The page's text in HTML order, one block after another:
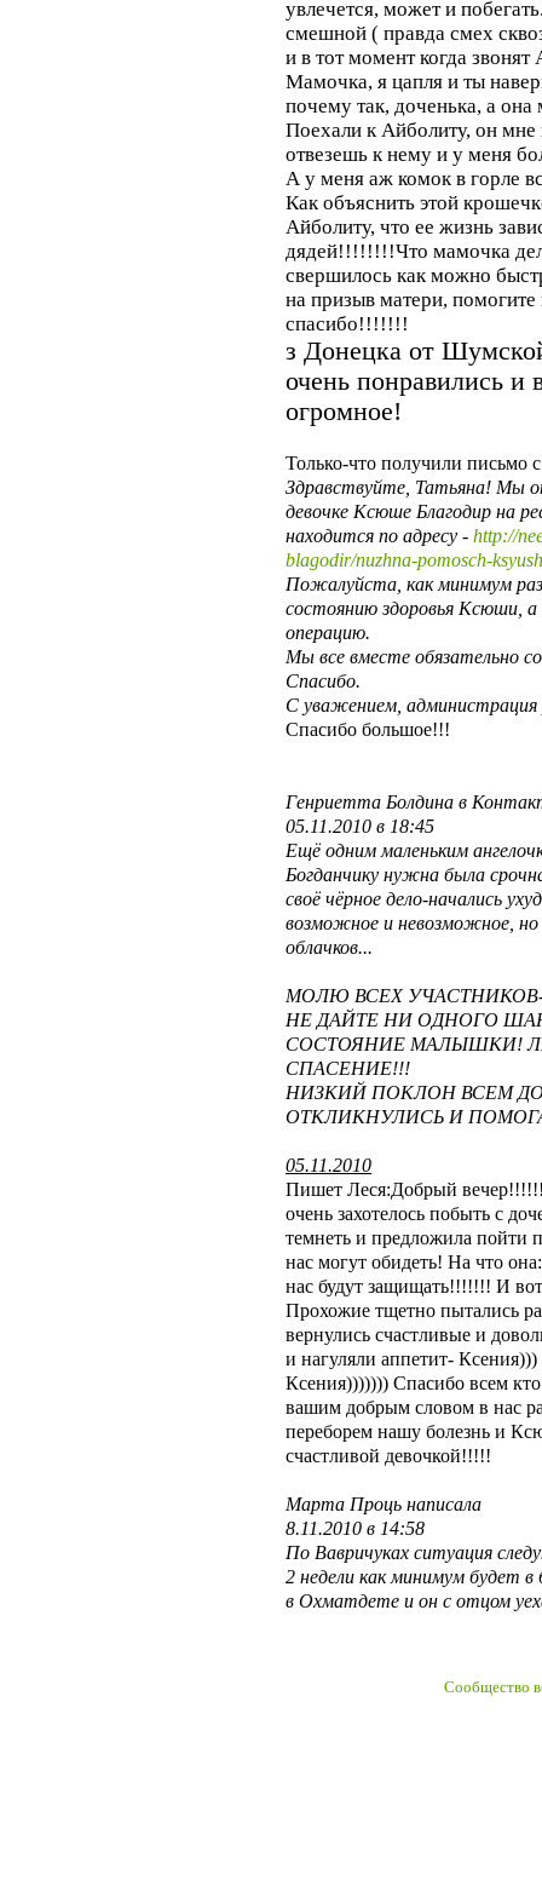
увлечется, может и
смешной ( правда смех
и в тот момент когда
Мамочка, я цапля и ты
почему так, доченька, а
Поехали к Айболиту, он
отвезешь к нему и у меня
А у меня аж комок в горле
Как объяснить этой
Айболиту, что ее жизнь
дядей!!!!!!!!Что мамочка
свершилось как можно
на призыв матери,
спасибо!!!!!!!
з Донецка от
очень понравились и
огромное!
Только-что получили
Здравствуйте, Татьяна! Мы
девочке Ксюше Благодир на
находится по адресу - http://
blagodir/nuzhna-pomosch-
Пожалуйста, как минимум
состоянию здоровья Ксюши,
операцию.
Мы все вместе обязательно
Спасибо.
С уважением,
Спасибо большое!!!
Генриетта Болдина в
05.11.2010 в 18:45
Ещё одним маленьким
Богданчику нужна была
своё чёрное дело-начались
возможное и невозможное,
облачков...
МОЛЮ ВСЕХ
НЕ ДАЙТЕ НИ ОДНОГО
СОСТОЯНИЕ МАЛЫШКИ!
СПАСЕНИЕ!!!
НИЗКИЙ ПОКЛОН ВСЕМ
ОТКЛИКНУЛИСЬ И
05.11.2010
Пишет Леся:Добрый
очень захотелось побыть с
темнеть и предложила пойти
нас могут обидеть! На что
нас будут защищать!!!!!!! И
Прохожие тщетно пытались
вернулись счастливые и
и нагуляли аппетит-
Ксения))))))) Спасибо всем
вашим добрым словом в нас
переборем нашу болезнь и
счастливой девочкой!!!!!
Марта Проць написала
8.11.2010 в 14:58
По Вавричуках ситуация
2 недели как минимум будет в
в Охматдете и он с отцом
Сообщество